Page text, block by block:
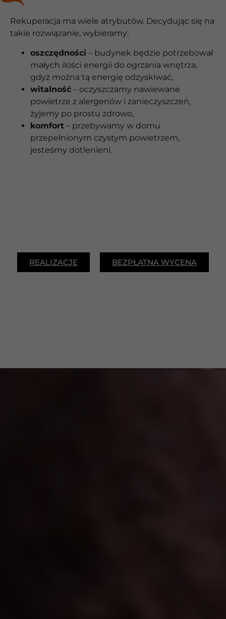
Rekuperacja ma wiele atrybutów. Decydując się na
takie rozwiązanie, wybieramy:
oszczędności – budynek będzie potrzebował
małych ilości energii do ogrzania wnętrza,
gdyż można tą energię odzyskiwać,
witalność – oczyszczamy nawiewane
powietrze z alergenów i zanieczyszczeń,
żyjemy po prostu zdrowo,
komfort – przebywamy w domu
przepełnionym czystym powietrzem,
jesteśmy dotlenieni.
REALIZACJE BEZPŁATNA WYCENA